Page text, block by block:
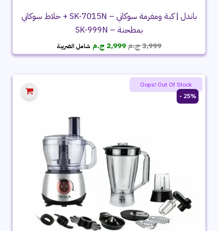
باندل | كبة ومفرمة سوكاني – SK-7015N + خلاط سوكاني
بمطحنة – SK-999N
3,999ج.مالسعر
الأصلي
3,999 ج.م.
2,999 ج.م السعر
الحالي
2,999 ج.م.
شامل الضريبة
25% -
Oops! Out Of Stock